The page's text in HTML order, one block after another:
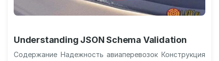
Understanding JSON Schema Validation
Содержание Надежность авиаперевозок Конструкция